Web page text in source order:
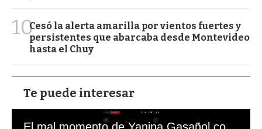
10Cesó la alerta amarilla por vientos fuertes y
persistentes que abarcaba desde Montevideo
hasta el Chuy
Te puede interesar